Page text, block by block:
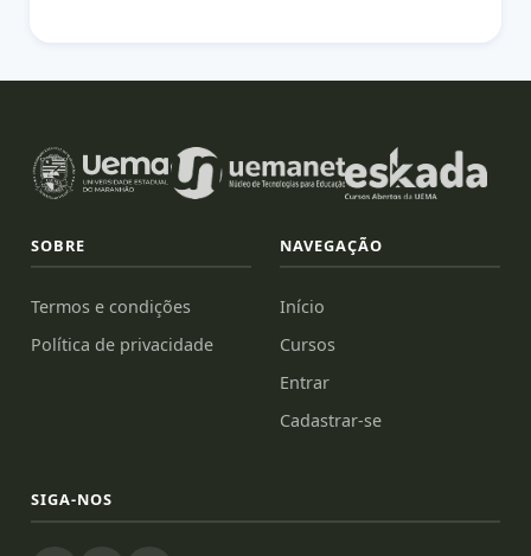
SOBRE
Termos e condições
Política de privacidade
NAVEGAÇÃO
Início
Cursos
Entrar
Cadastrar-se
SIGA-NOS